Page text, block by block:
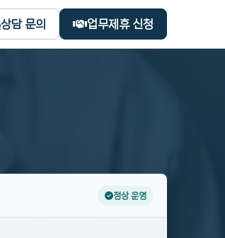
상담 문의 업무제휴 신청
정상 운영